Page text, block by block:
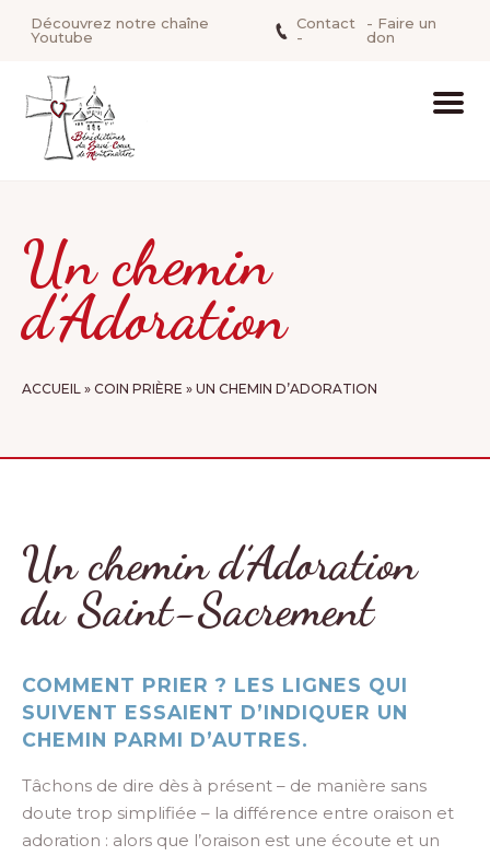
Découvrez notre chaîne
Youtube
Contact
-
- Faire un
don
Un chemin
d’Adoration
ACCUEIL » COIN PRIÈRE » UN CHEMIN D’ADORATION
Un chemin d’Adoration
du Saint-Sacrement
COMMENT PRIER ? LES LIGNES QUI
SUIVENT ESSAIENT D’INDIQUER UN
CHEMIN PARMI D’AUTRES.
Tâchons de dire dès à présent – de manière sans
doute trop simplifiée – la différence entre oraison et
adoration : alors que l’oraison est une écoute et un